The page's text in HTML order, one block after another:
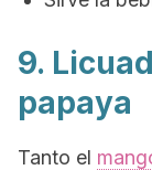
9.
papaya
Tanto el